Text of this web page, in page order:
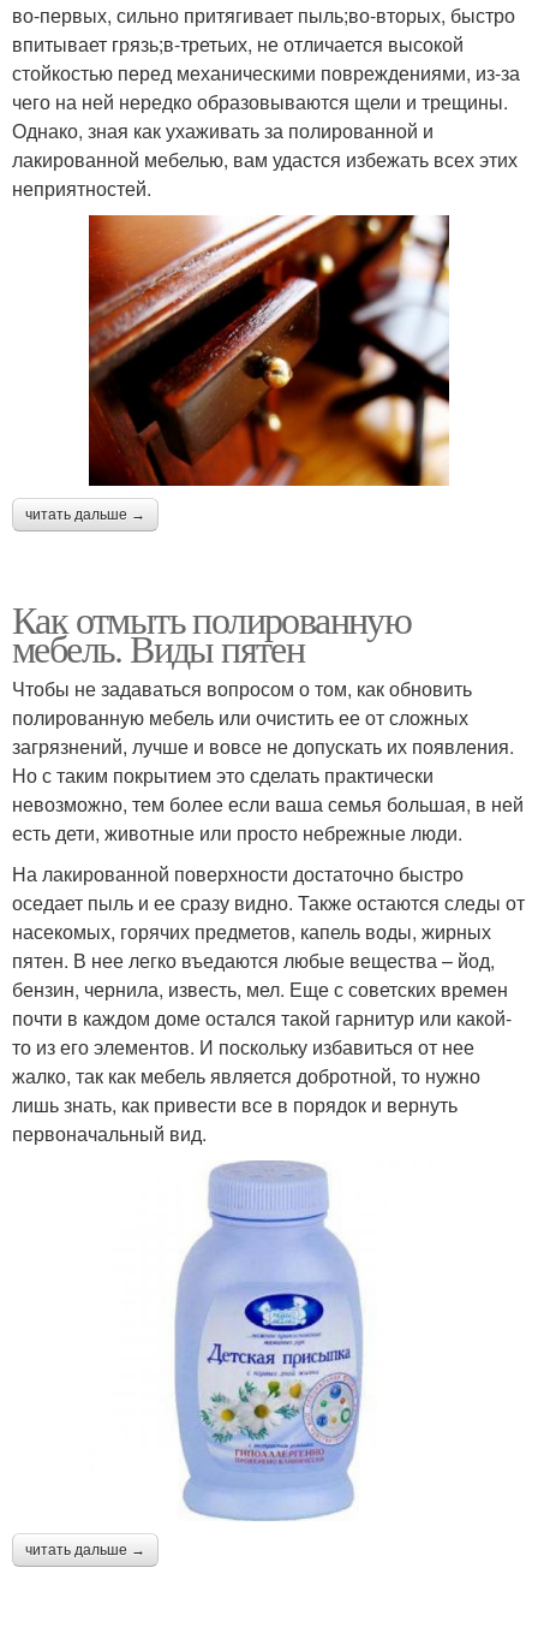
во-первых, сильно притягивает пыль;во-вторых, быстро
впитывает грязь;в-третьих, не отличается высокой
стойкостью перед механическими повреждениями, из-за
чего на ней нередко образовываются щели и трещины.
Однако, зная как ухаживать за полированной и
лакированной мебелью, вам удастся избежать всех этих
неприятностей.
читать дальше →
Как отмыть полированную
мебель. Виды пятен
Чтобы не задаваться вопросом о том, как обновить
полированную мебель или очистить ее от сложных
загрязнений, лучше и вовсе не допускать их появления.
Но с таким покрытием это сделать практически
невозможно, тем более если ваша семья большая, в ней
есть дети, животные или просто небрежные люди.
На лакированной поверхности достаточно быстро
оседает пыль и ее сразу видно. Также остаются следы от
насекомых, горячих предметов, капель воды, жирных
пятен. В нее легко въедаются любые вещества – йод,
бензин, чернила, известь, мел. Еще с советских времен
почти в каждом доме остался такой гарнитур или какой-
то из его элементов. И поскольку избавиться от нее
жалко, так как мебель является добротной, то нужно
лишь знать, как привести все в порядок и вернуть
первоначальный вид.
читать дальше →